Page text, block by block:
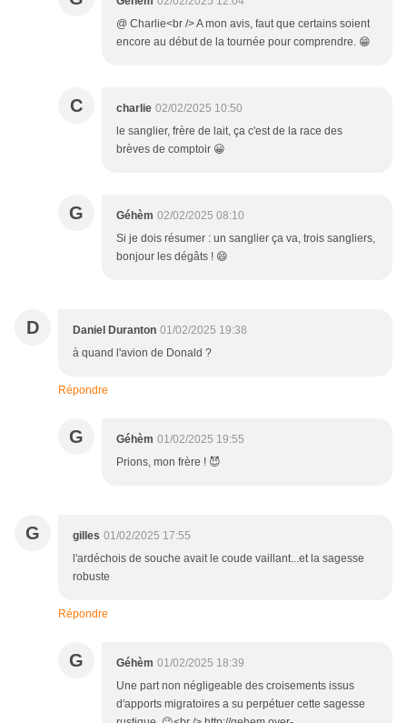
@ Charlie<br /> A mon avis, faut que certains soient
encore au début de la tournée pour comprendre. 😁
C charlie 02/02/2025 10:50
le sanglier, frère de lait, ça c'est de la race des
brèves de comptoir 😀
G Géhèm 02/02/2025 08:10
Si je dois résumer : un sanglier ça va, trois sangliers,
bonjour les dégâts ! 😄
D Daniel Duranton 01/02/2025 19:38
à quand l'avion de Donald ?
Répondre
G Géhèm 01/02/2025 19:55
Prions, mon frère ! 😈
G gilles 01/02/2025 17:55
l'ardéchois de souche avait le coude vaillant...et la sagesse
robuste
Répondre
G Géhèm 01/02/2025 18:39
Une part non négligeable des croisements issus
d'apports migratoires a su perpétuer cette sagesse